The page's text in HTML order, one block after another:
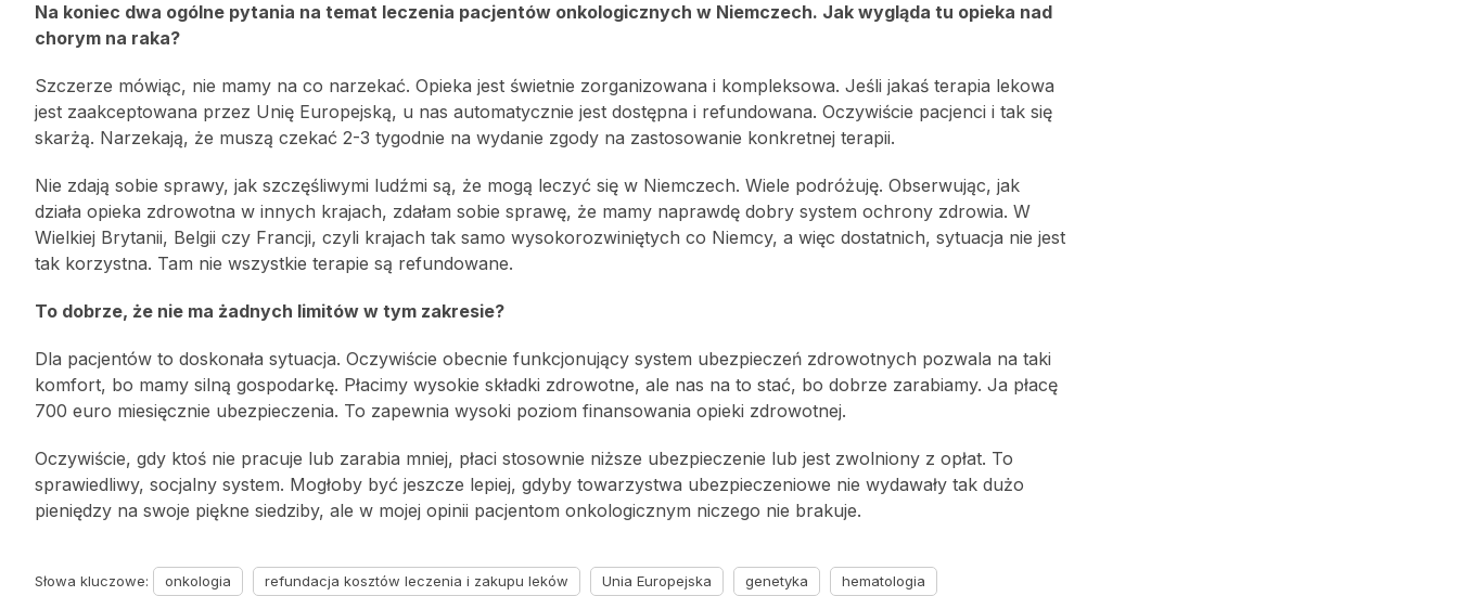
Na koniec dwa ogólne pytania na temat leczenia pacjentów onkologicznych w Niemczech. Jak wygląda tu opieka nad
chorym na raka?
Szczerze mówiąc, nie mamy na co narzekać. Opieka jest świetnie zorganizowana i kompleksowa. Jeśli jakaś terapia lekowa
jest zaakceptowana przez Unię Europejską, u nas automatycznie jest dostępna i refundowana. Oczywiście pacjenci i tak się
skarżą. Narzekają, że muszą czekać 2-3 tygodnie na wydanie zgody na zastosowanie konkretnej terapii.
Nie zdają sobie sprawy, jak szczęśliwymi ludźmi są, że mogą leczyć się w Niemczech. Wiele podróżuję. Obserwując, jak
działa opieka zdrowotna w innych krajach, zdałam sobie sprawę, że mamy naprawdę dobry system ochrony zdrowia. W
Wielkiej Brytanii, Belgii czy Francji, czyli krajach tak samo wysokorozwiniętych co Niemcy, a więc dostatnich, sytuacja nie jest
tak korzystna. Tam nie wszystkie terapie są refundowane.
To dobrze, że nie ma żadnych limitów w tym zakresie?
Dla pacjentów to doskonała sytuacja. Oczywiście obecnie funkcjonujący system ubezpieczeń zdrowotnych pozwala na taki
komfort, bo mamy silną gospodarkę. Płacimy wysokie składki zdrowotne, ale nas na to stać, bo dobrze zarabiamy. Ja płacę
700 euro miesięcznie ubezpieczenia. To zapewnia wysoki poziom finansowania opieki zdrowotnej.
Oczywiście, gdy ktoś nie pracuje lub zarabia mniej, płaci stosownie niższe ubezpieczenie lub jest zwolniony z opłat. To
sprawiedliwy, socjalny system. Mogłoby być jeszcze lepiej, gdyby towarzystwa ubezpieczeniowe nie wydawały tak dużo
pieniędzy na swoje piękne siedziby, ale w mojej opinii pacjentom onkologicznym niczego nie brakuje.
Słowa kluczowe: onkologia refundacja kosztów leczenia i zakupu leków Unia Europejska genetyka hematologia